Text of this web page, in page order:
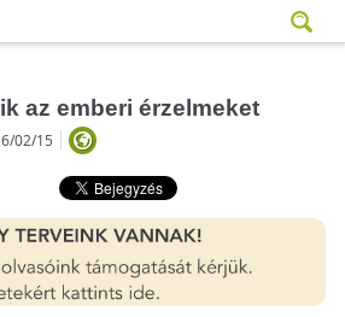
az emberi érzelmeket
02/15